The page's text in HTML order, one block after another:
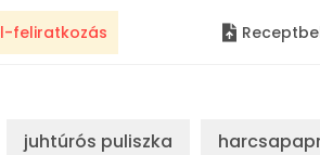
feliratkozás
juhtúrós puliszka